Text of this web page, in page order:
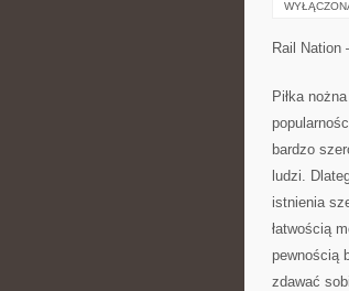
Rail Nation
Piłka
bardzo
ludzi.
istnienia
łatwością
pewnością
zdawać